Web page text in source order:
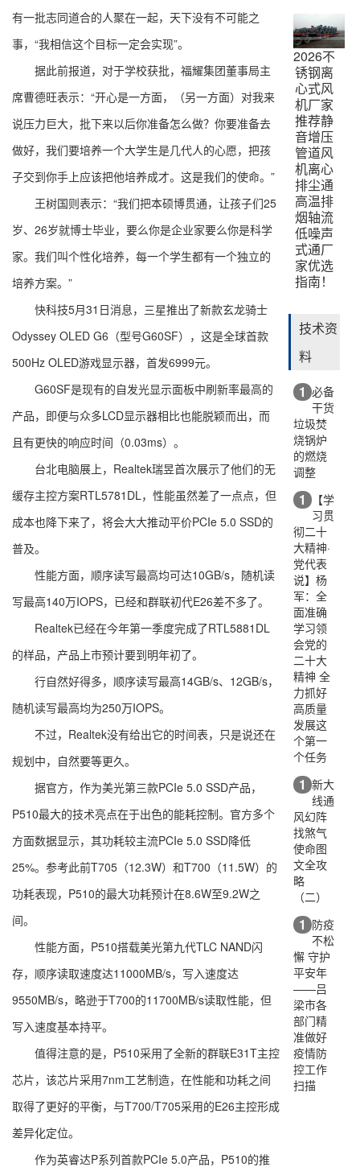
有一批志同道合的人聚在一起，天下没有不可能之
事，“我相信这个目标一定会实现”。
据此前报道，对于学校获批，福耀集团董事局主
席曹德旺表示：“开心是一方面，（另一方面）对我来
说压力巨大，批下来以后你准备怎么做？你要准备去
做好，我们要培养一个大学生是几代人的心愿，把孩
子交到你手上应该把他培养成才。这是我们的使命。”
王树国则表示：“我们把本硕博贯通，让孩子们25
岁、26岁就博士毕业，要么你是企业家要么你是科学
家。我们叫个性化培养，每一个学生都有一个独立的
培养方案。”
快科技5月31日消息，三星推出了新款玄龙骑士
Odyssey OLED G6（型号G60SF），这是全球首款
500Hz OLED游戏显示器，首发6999元。
G60SF是现有的自发光显示面板中刷新率最高的
产品，即便与众多LCD显示器相比也能脱颖而出，而
且有更快的响应时间（0.03ms）。
台北电脑展上，Realtek瑞昱首次展示了他们的无
缓存主控方案RTL5781DL，性能虽然差了一点点，但
成本也降下来了，将会大大推动平价PCIe 5.0 SSD的
普及。
性能方面，顺序读写最高均可达10GB/s，随机读
写最高140万IOPS，已经和群联初代E26差不多了。
Realtek已经在今年第一季度完成了RTL5881DL
的样品，产品上市预计要到明年初了。
行自然好得多，顺序读写最高14GB/s、12GB/s，
随机读写最高均为250万IOPS。
不过，Realtek没有给出它的时间表，只是说还在
规划中，自然要等更久。
据官方，作为美光第三款PCIe 5.0 SSD产品，
P510最大的技术亮点在于出色的能耗控制。官方多个
方面数据显示，其功耗较主流PCIe 5.0 SSD降低
25%。参考此前T705（12.3W）和T700（11.5W）的
功耗表现，P510的最大功耗预计在8.6W至9.2W之
间。
性能方面，P510搭载美光第九代TLC NAND闪
存，顺序读取速度达11000MB/s，写入速度达
9550MB/s，略逊于T700的11700MB/s读取性能，但
写入速度基本持平。
值得注意的是，P510采用了全新的群联E31T主控
芯片，该芯片采用7nm工艺制造，在性能和功耗之间
取得了更好的平衡，与T700/T705采用的E26主控形成
差异化定位。
作为英睿达P系列首款PCIe 5.0产品，P510的推
2026不
锈钢离
心式风
机厂家
推荐静
音增压
管道风
机离心
排尘通
高温排
烟轴流
低噪声
式通厂
家优选
指南！
技术资
料
1 必备
干货
垃圾焚
烧锅炉
的燃烧
调整
1
【学
习贯
彻二十
大精神·
党代表
说】杨
军：全
面准确
学习领
会党的
二十大
精神 全
力抓好
高质量
发展这
个第一
个任务
1 新大
线通
风幻阵
找煞气
使命图
文全攻
略
（二）
1 防疫
不松
懈 守护
平安年
——吕
梁市各
部门精
准做好
疫情防
控工作
扫描